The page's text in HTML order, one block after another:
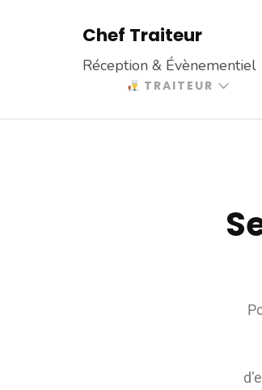
Chef Traiteur
Réception & Évènementiel
TRAITEUR